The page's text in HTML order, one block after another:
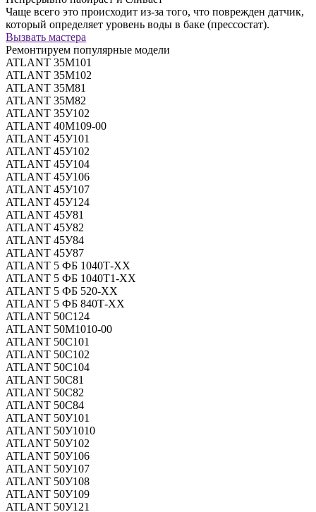
Чаще всего это происходит из-за того, что поврежден датчик,
который определяет уровень воды в баке (прессостат).
Вызвать мастера
Ремонтируем популярные модели
ATLANT 35М101
ATLANT 35М102
ATLANT 35M81
ATLANT 35М82
ATLANT 35У102
ATLANT 40М109-00
ATLANT 45У101
ATLANT 45У102
ATLANT 45У104
ATLANT 45У106
ATLANT 45У107
ATLANT 45У124
ATLANT 45У81
ATLANT 45У82
ATLANT 45У84
ATLANT 45У87
ATLANT 5 ФБ 1040Т-ХХ
ATLANT 5 ФБ 1040Т1-ХХ
ATLANT 5 ФБ 520-ХХ
ATLANT 5 ФБ 840Т-ХХ
ATLANT 50C124
ATLANT 50М1010-00
ATLANT 50С101
ATLANT 50С102
ATLANT 50С104
ATLANT 50С81
ATLANT 50С82
ATLANT 50С84
ATLANT 50У101
ATLANT 50У1010
ATLANT 50У102
ATLANT 50У106
ATLANT 50У107
ATLANT 50У108
ATLANT 50У109
ATLANT 50У121